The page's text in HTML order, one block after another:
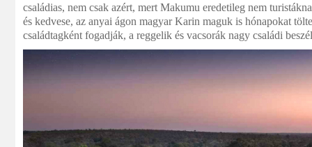
családias, nem csak azért, mert Makumu eredetileg nem
és kedvese, az anyai ágon magyar Karin maguk is hónapokat
családtagként fogadják, a reggelik és vacsorák nagy családi